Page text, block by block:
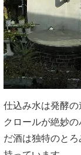
仕込み水は発酵
クロールが絶妙
だ酒は独特のと